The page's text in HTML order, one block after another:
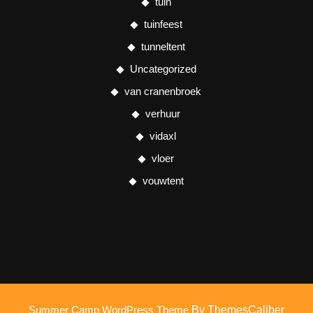
tuinfeest
tunneltent
Uncategorized
van cranenbroek
verhuur
vidaxl
vloer
vouwtent
Summer Camp WordPress Theme By ThemesCaliber